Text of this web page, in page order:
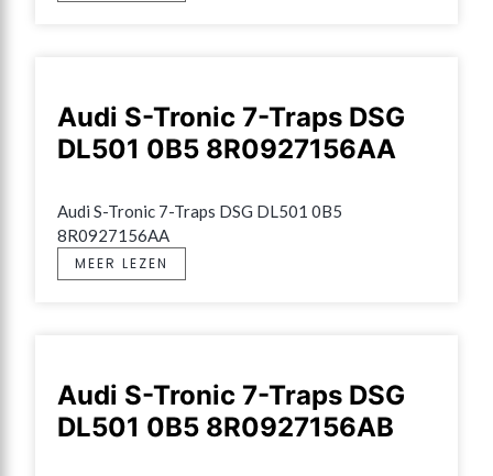
Audi S-Tronic 7-Traps DSG
DL501 0B5 8R0927156AA
Audi S-Tronic 7-Traps DSG DL501 0B5
8R0927156AA
MEER LEZEN
Audi S-Tronic 7-Traps DSG
DL501 0B5 8R0927156AB